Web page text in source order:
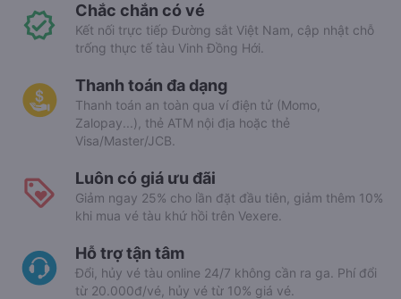
Chắc chắn có vé
Kết nối trực tiếp Đường sắt Việt Nam, cập nhật chỗ
trống thực tế tàu Vinh Đồng Hới.
Thanh toán đa dạng
Thanh toán an toàn qua ví điện tử (Momo,
Zalopay...), thẻ ATM nội địa hoặc thẻ
Visa/Master/JCB.
Luôn có giá ưu đãi
Giảm ngay 25% cho lần đặt đầu tiên, giảm thêm 10%
khi mua vé tàu khứ hồi trên Vexere.
Hỗ trợ tận tâm
Đổi, hủy vé tàu online 24/7 không cần ra ga. Phí đổi
từ 20.000đ/vé, hủy vé từ 10% giá vé.